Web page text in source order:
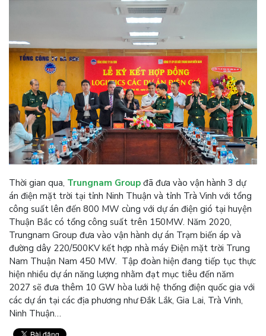
Thời gian qua, Trungnam Group đã đưa vào vận hành 3 dự
án điện mặt trời tại tỉnh Ninh Thuận và tỉnh Trà Vinh với tổng
công suất lên đến 800 MW cùng với dự án điện gió tại huyện
Thuận Bắc có tổng công suất trên 150MW. Năm 2020,
Trungnam Group đưa vào vận hành dự án Trạm biến áp và
đường dây 220/500KV kết hợp nhà máy Điện mặt trời Trung
Nam Thuận Nam 450 MW. Tập đoàn hiện đang tiếp tục thực
hiện nhiều dự án năng lượng nhằm đạt mục tiêu đến năm
2027 sẽ đưa thêm 10 GW hòa lưới hệ thống điện quốc gia với
các dự án tại các địa phương như Đắk Lắk, Gia Lai, Trà Vinh,
Ninh Thuận…